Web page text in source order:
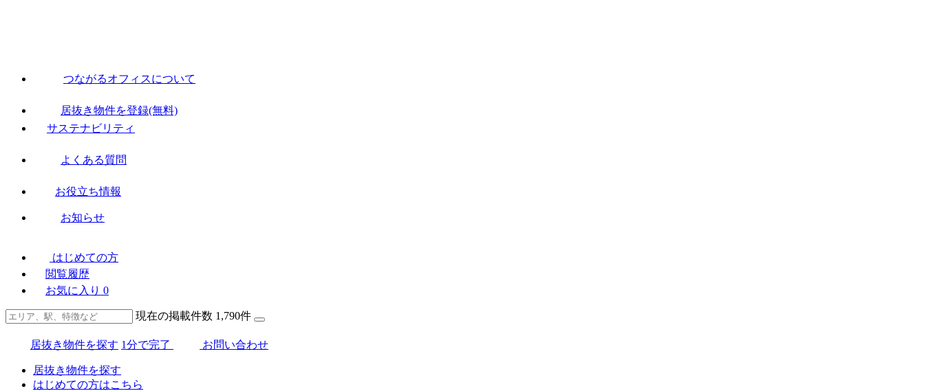
つながるオフィスについて
居抜き物件を登録(無料)
サステナビリティ
よくある質問
お役立ち情報
お知らせ
はじめての方
閲覧履歴
お気に入り 0
現在の掲載件数 1,790件
居抜き物件を探す 1分で完了 お問い合わせ
居抜き物件を探す
はじめての方はこちら